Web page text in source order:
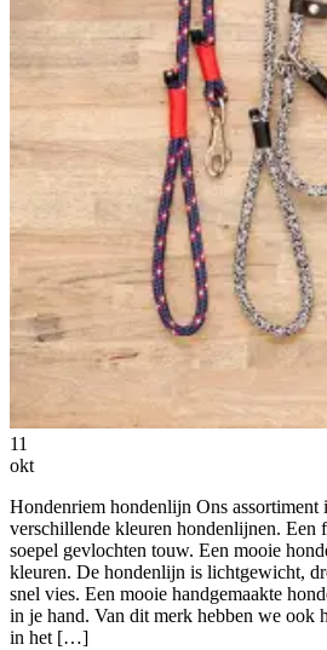
Terug naar winkel
11
okt
Hondenriem hondenlijn Ons assortiment
verschillende kleuren hondenlijnen. Een
soepel gevlochten touw. Een mooie
kleuren. De hondenlijn is lichtgewicht,
snel vies. Een mooie handgemaakte
in je hand. Van dit merk hebben we ook
in het […]